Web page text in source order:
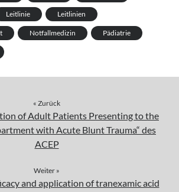
Leitlinie Leitlinien
Notfallmedizin Pädiatrie
« Zurück
of Adult Patients Presenting to the
with Acute Blunt Trauma“ des
ACEP
Weiter »
and application of tranexamic acid